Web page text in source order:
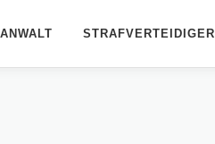
STRAFVERTEIDIGER